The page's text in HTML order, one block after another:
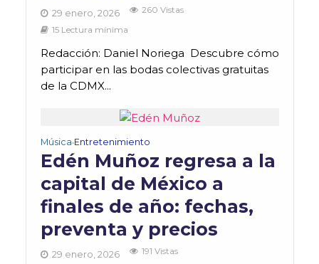
29 enero, 2026
260 Vistas
15 Lectura mínima
Redacción: Daniel Noriega Descubre cómo
participar en las bodas colectivas gratuitas
de la CDMX...
Música•Entretenimiento
Edén Muñoz regresa a la
capital de México a
finales de año: fechas,
preventa y precios
29 enero, 2026
191 Vistas